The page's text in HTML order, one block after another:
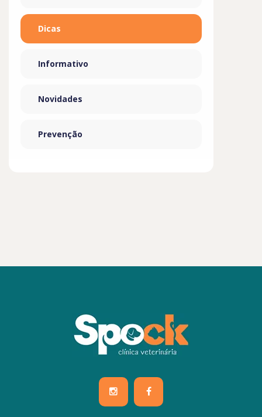
Dicas
Informativo
Novidades
Prevenção